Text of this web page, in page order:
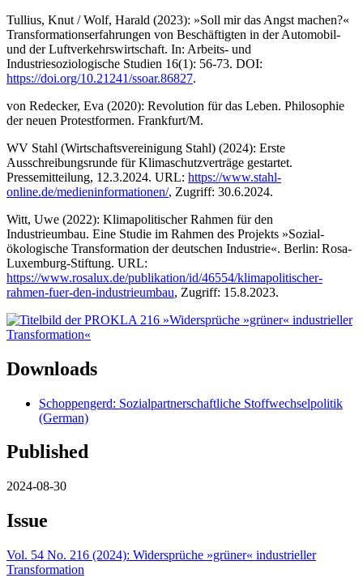
Tullius, Knut / Wolf, Harald (2023): »Soll mir das Angst machen?«
Transformationserfahrungen von Beschäftigten in der Automobil-
und der Luftverkehrswirtschaft. In: Arbeits- und
Industriesoziologische Studien 16(1): 56-73. DOI:
https://doi.org/10.21241/ssoar.86827.
von Redecker, Eva (2020): Revolution für das Leben. Philosophie
der neuen Protestformen. Frankfurt/M.
WV Stahl (Wirtschaftsvereinigung Stahl) (2024): Erste
Ausschreibungsrunde für Klimaschutzverträge gestartet.
Pressemitteilung, 12.3.2024. URL: https://www.stahl-
online.de/medieninformationen/, Zugriff: 30.6.2024.
Witt, Uwe (2022): Klimapolitischer Rahmen für den
Industrieumbau. Eine Studie im Rahmen des Projekts »Sozial-
ökologische Transformation der deutschen Industrie«. Berlin: Rosa-
Luxemburg-Stiftung. URL:
https://www.rosalux.de/publikation/id/46554/klimapolitischer-
rahmen-fuer-den-industrieumbau, Zugriff: 15.8.2023.
Downloads
Schoppengerd: Sozialpartnerschaftliche Stoffwechselpolitik
(German)
Published
2024-08-30
Issue
Vol. 54 No. 216 (2024): Widersprüche »grüner« industrieller
Transformation